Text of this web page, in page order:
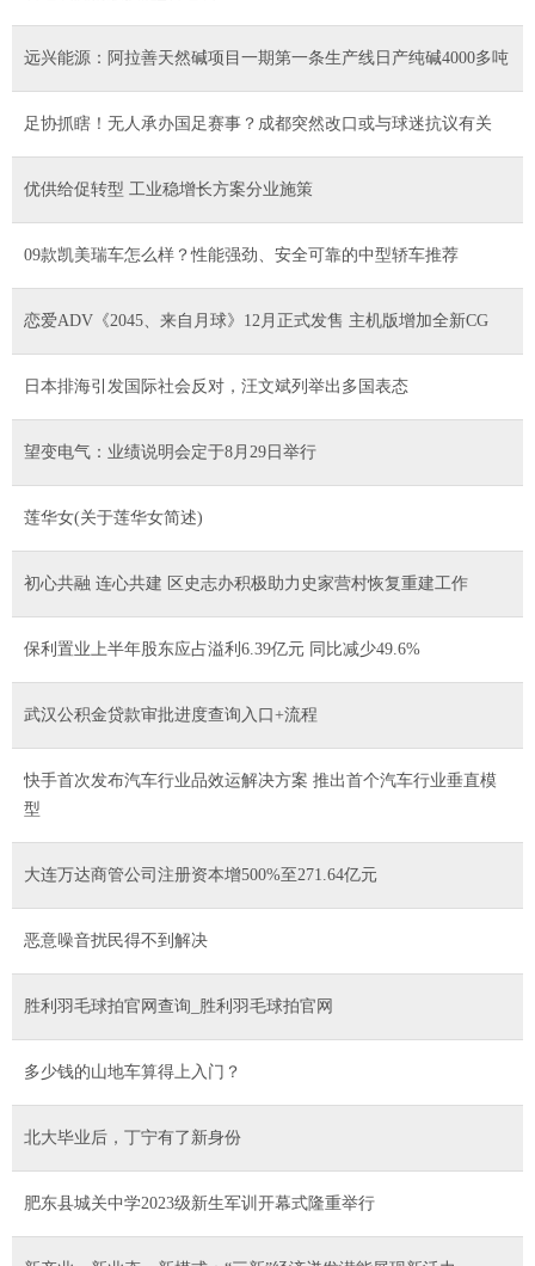
远兴能源：阿拉善天然碱项目一期第一条生产线日产纯碱4000多吨
足协抓瞎！无人承办国足赛事？成都突然改口或与球迷抗议有关
优供给促转型 工业稳增长方案分业施策
09款凯美瑞车怎么样？性能强劲、安全可靠的中型轿车推荐
恋爱ADV《2045、来自月球》12月正式发售 主机版增加全新CG
日本排海引发国际社会反对，汪文斌列举出多国表态
望变电气：业绩说明会定于8月29日举行
莲华女(关于莲华女简述)
初心共融 连心共建 区史志办积极助力史家营村恢复重建工作
保利置业上半年股东应占溢利6.39亿元 同比减少49.6%
武汉公积金贷款审批进度查询入口+流程
快手首次发布汽车行业品效运解决方案 推出首个汽车行业垂直模
型
大连万达商管公司注册资本增500%至271.64亿元
恶意噪音扰民得不到解决
胜利羽毛球拍官网查询_胜利羽毛球拍官网
多少钱的山地车算得上入门？
北大毕业后，丁宁有了新身份
肥东县城关中学2023级新生军训开幕式隆重举行